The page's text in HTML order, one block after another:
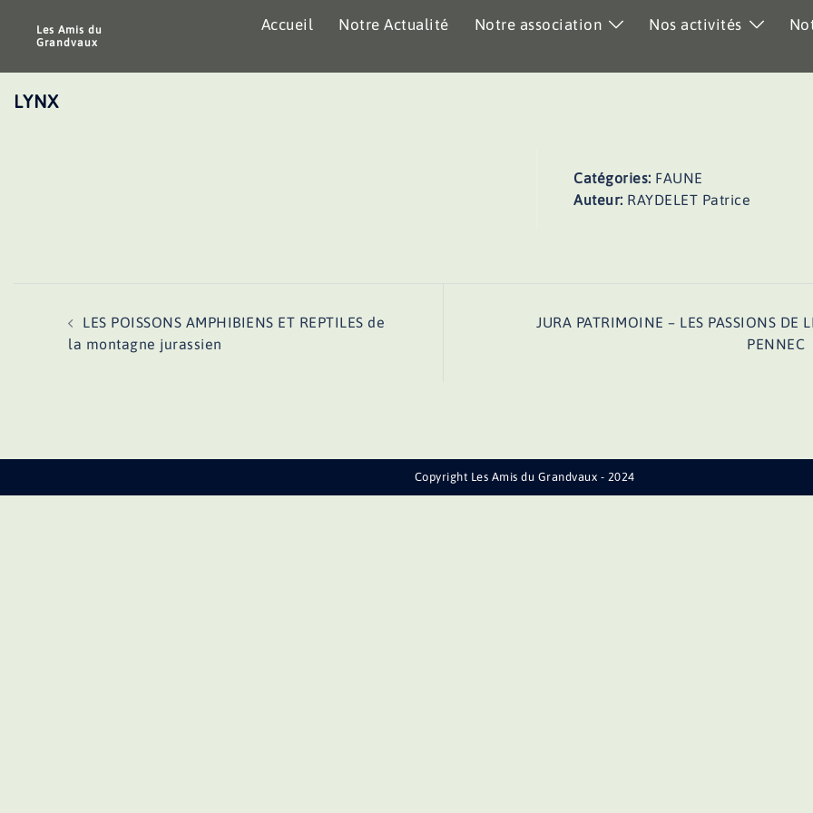
Les Amis du
Grandvaux
Accueil Notre Actualité Notre association Nos activités
LYNX
Catégories: FAUNE
Auteur: RAYDELET Patrice
d’article
LES POISSONS AMPHIBIENS ET REPTILES de
la montagne jurassien
JURA PATRIMOINE – LES PASSIONS DE
PENNEC
Copyright Les Amis du Grandvaux - 2024